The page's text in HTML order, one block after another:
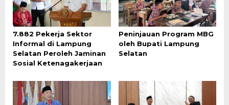
7.882 Pekerja Sektor
Informal di Lampung
Selatan Peroleh Jaminan
Sosial Ketenagakerjaan
Peninjauan Program MBG
oleh Bupati Lampung
Selatan